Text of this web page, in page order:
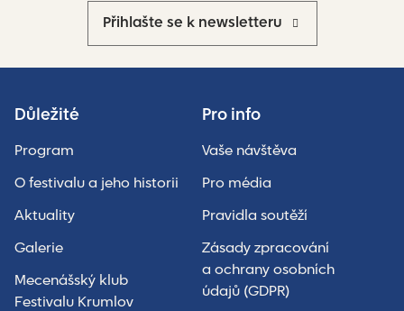
Přihlašte se k newsletteru
Důležité
Program
O festivalu a jeho historii
Aktuality
Galerie
Mecenášský klub
Festivalu Krumlov
Pro info
Vaše návštěva
Pro média
Pravidla soutěží
Zásady zpracování
a ochrany osobních
údajů (GDPR)